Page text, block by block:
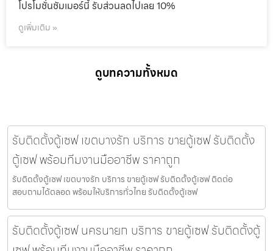
โปรโมชั่นชัมเมอร์นี้ รับส่วนลดไปเลย 10%
ดูเพิ่มเติม »
ดูบทความทั้งหมด
รับติดตั้งตู้เซฟ เขตบางรัก บริการ ขายตู้เซฟ รับติดตั้ง
ตู้เซฟ พร้อมทีมงานมืออาชีพ ราคาถูก
รับติดตั้งตู้เซฟ เขตบางรัก บริการ ขายตู้เซฟ รับติดตั้งตู้เซฟ ติดต่อ
สอบถามได้ตลอด พร้อมให้บริการทั่วไทย รับติดตั้งตู้เซฟ
รับติดตั้งตู้เซฟ นครนายก บริการ ขายตู้เซฟ รับติดตั้งตู้